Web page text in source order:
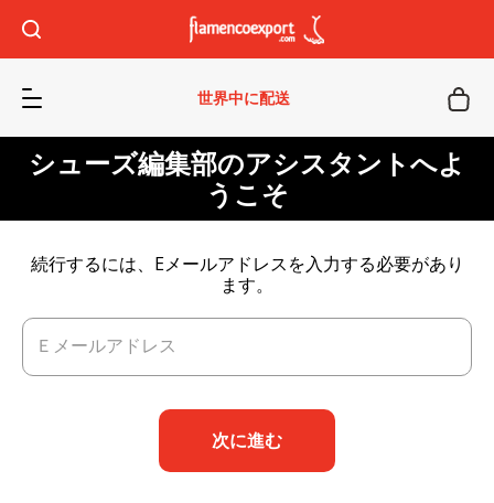
世界中に配送
シューズ編集部のアシスタントへよ
うこそ
続行するには、Eメールアドレスを入力する必要があり
ます。
Ｅメールアドレス
次に進む